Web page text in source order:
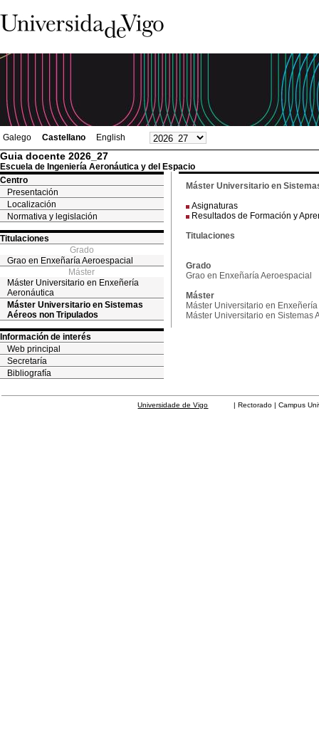
Galego Castellano English
Guia docente 2026_27
Escuela de Ingeniería Aeronáutica y del Espacio
Centro
Presentación
Localización
Normativa y legislación
Titulaciones
Grado
Grao en Enxeñaría Aeroespacial
Máster
Máster Universitario en Enxeñería
Aeronáutica
Máster Universitario en Sistemas
Aéreos non Tripulados
Información de interés
Web principal
Secretaría
Bibliografía
Máster Universitario en
Asignaturas
Resultados de Formación y
Titulaciones
Grado
Grao en Enxeñaría Aeroespacial
Máster
Máster Universitario en
Máster Universitario en Sistemas
Universidade de Vigo | Rectorado | Campus